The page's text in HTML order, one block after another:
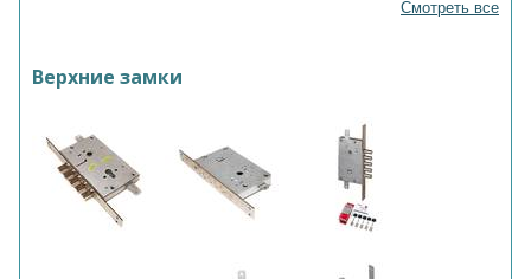
Смотреть все
Верхние замки